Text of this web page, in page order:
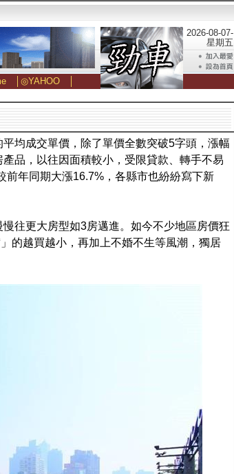
2026-08-07-
星期五
│ ◎YAHOO│
均成交單價，除了單價全數突破5字頭，漲幅
品，以往因面積較小，受限貸款、轉手不易
年同期大漲16.7%，各縣市也紛紛寫下新
往更大房型如3房邁進。如今不少地區房價狂
的越買越小，再加上不婚不生等風潮，獨居